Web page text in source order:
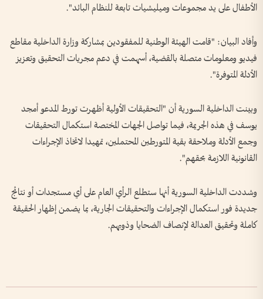
الأطفال على يد مجموعات وميليشيات تابعة للنظام البائد".
وأفاد البيان: "قامت الهيئة الوطنية للمفقودين بمشاركة وزارة الداخلية مقاطع
فيديو ومعلومات متصلة بالقضية، أسهمت في دعم مجريات التحقيق وتعزيز
الأدلة المتوفرة".
وبينت الداخلية السورية أن "التحقيقات الأولية أظهرت تورط المدعو أمجد
يوسف في هذه الجريمة، فيما تواصل الجهات المختصة استكمال التحقيقات
وجمع الأدلة وملاحقة بقية المتورطين المحتملين، تمهيدا لاتخاذ الإجراءات
القانونية اللازمة بحقهم".
وشددت الداخلية السورية أنها ستطلع الرأي العام على أي مستجدات أو نتائج
جديدة فور استكمال الإجراءات والتحقيقات الجارية، بما يضمن إظهار الحقيقة
كاملة وتحقيق العدالة لإنصاف الضحايا وذويهم.